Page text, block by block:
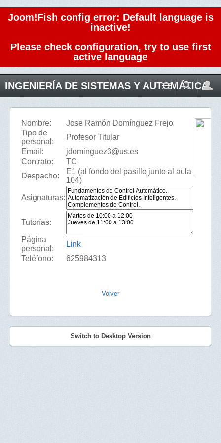
Joom!Fish config error: Default language is
inactive!
Please check configuration, try to use first
active language
INGENIERÍA DE SISTEMAS Y AUTOMÁTICA
Nombre:
Jose Ramón Domínguez Frejo
Tipo de
personal:
Profesor Titular
Email:
jdominguez3@us.es
Contrato:
TC
Despacho:
E1 (al fondo del pasillo junto al aula
104)
Asignaturas:
Tutorías:
Página
personal:
Link
Teléfono:
625984313
Volver
Switch to Desktop Version